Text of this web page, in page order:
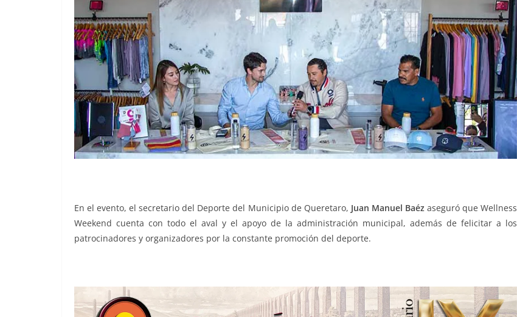
En el evento, el secretario del Deporte del Municipio de Queretaro, Juan Manuel Baézaseguró que Wellness
Weekend cuenta con todo el aval y el apoyo de la administración municipal, además de felicitar a los
patrocinadores y organizadores por la constante promoción del deporte.